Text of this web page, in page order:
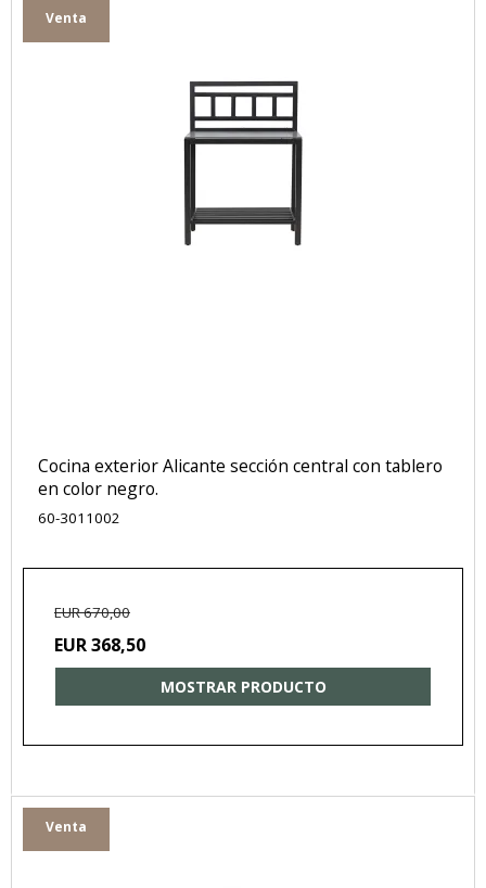
Venta
Cocina exterior Alicante sección central con tablero
en color negro.
60-3011002
EUR 670,00
EUR 368,50
MOSTRAR PRODUCTO
Venta